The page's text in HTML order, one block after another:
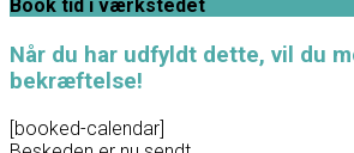
Book tid i værkstedet
Når du har udfyldt dette, vil du
bekræftelse!
[booked-calendar]